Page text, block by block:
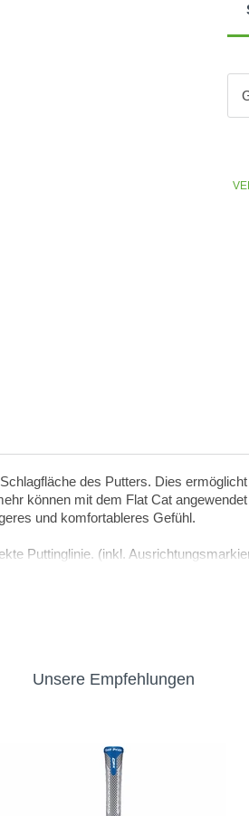
des Putters. Dies
können mit dem Flat Cat
und komfortableres Gefühl.
Puttinglinie. (inkl.
Bag.
Unsere Empfehlungen